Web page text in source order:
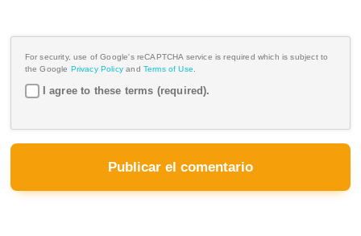
For security, use of Google's reCAPTCHA service is required which is subject to
the Google Privacy Policy and Terms of Use
I agree to these terms (required).